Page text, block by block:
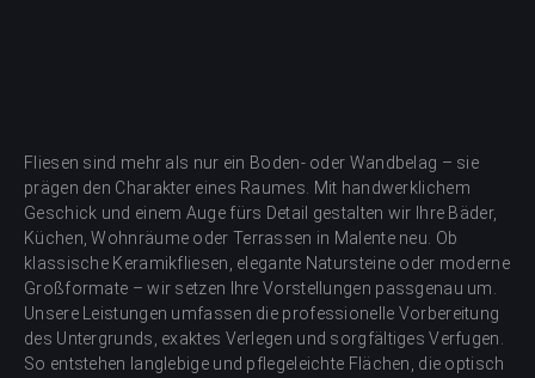
Fliesen sind mehr als nur ein Boden- oder Wandbelag – sie
prägen den Charakter eines Raumes. Mit handwerklichem
Geschick und einem Auge fürs Detail gestalten wir Ihre Bäder,
Küchen, Wohnräume oder Terrassen in Malente neu. Ob
klassische Keramikfliesen, elegante Natursteine oder moderne
Großformate – wir setzen Ihre Vorstellungen passgenau um.
Unsere Leistungen umfassen die professionelle Vorbereitung
des Untergrunds, exaktes Verlegen und sorgfältiges Verfugen.
So entstehen langlebige und pflegeleichte Flächen, die optisch